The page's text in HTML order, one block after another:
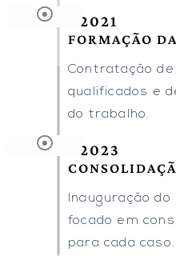
2021
FORMAÇÃO
Contratação
qualificados e
do trabalho.
2023
Inauguração
focado em
para cada caso.